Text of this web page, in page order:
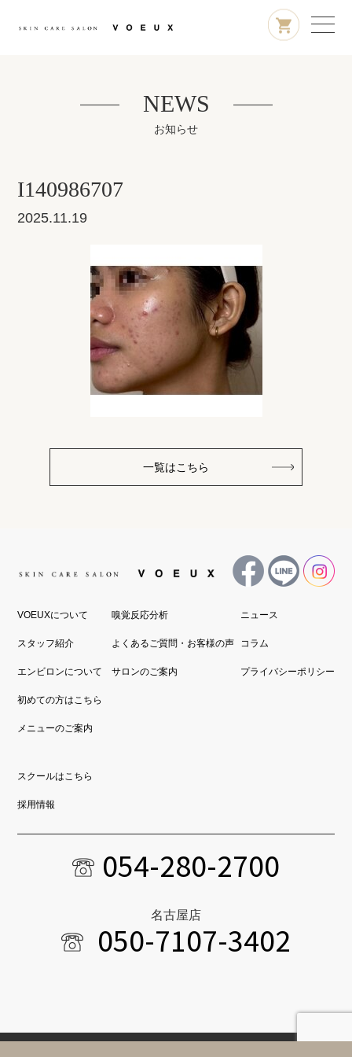
NEWS
お知らせ
I140986707
2025.11.19
一覧はこちら
VOEUXについて
スタッフ紹介
エンビロンについて
初めての方はこちら
メニューのご案内
スクールはこちら
採用情報
嗅覚反応分析
よくあるご質問・お客様の声
サロンのご案内
ニュース
コラム
プライバシーポリシー
054-280-2700
名古屋店
050-7107-3402